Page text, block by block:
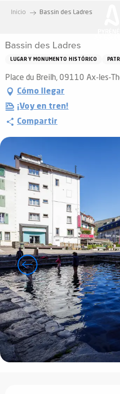
principal
Inicio Bassin des Ladres
Bassin des Ladres
LUGAR Y MONUMENTO HISTÓRICO
Place du Breilh, 09110 Ax-les-
Cómo llegar
¡Voy en tren!
Compartir